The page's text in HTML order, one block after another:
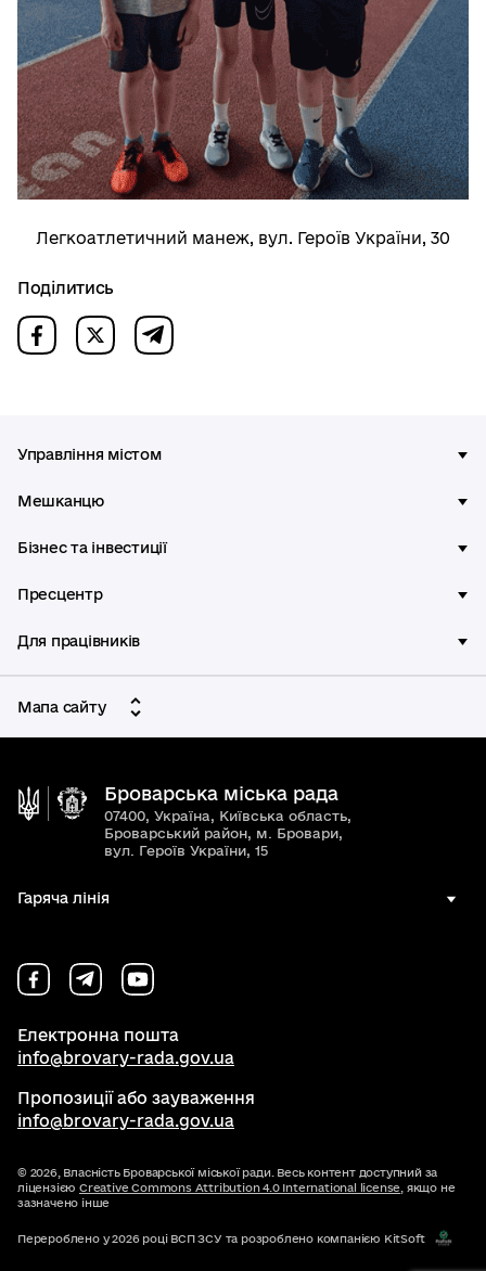
Легкоатлетичний манеж, вул. Героїв України, 30
Поділитись
Управління містом
Мешканцю
Бізнес та інвестиції
Пресцентр
Для працівників
Мапа сайту
Броварська міська рада
07400, Україна, Київська область,
Броварський район, м. Бровари,
вул. Героїв України, 15
Гаряча лінія
Електронна пошта
info@brovary-rada.gov.ua
Пропозиції або зауваження
info@brovary-rada.gov.ua
© 2026, Власність Броварської міської ради. Весь контент доступний за
ліцензією Creative Commons Attribution 4.0 International license , якщо не
зазначено інше
Перероблено у 2026 році ВСП ЗСУ та розроблено компанією KitSoft